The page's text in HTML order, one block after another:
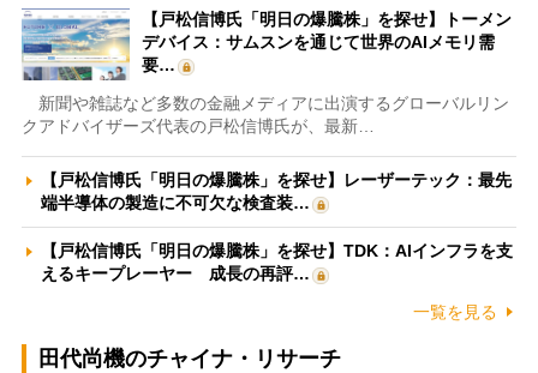
【戸松信博氏「明日の爆騰株」を探せ】トーメン
デバイス：サムスンを通じて世界のAIメモリ需
要…
新聞や雑誌など多数の金融メディアに出演するグローバルリン
クアドバイザーズ代表の戸松信博氏が、最新…
【戸松信博氏「明日の爆騰株」を探せ】レーザーテック：最先
端半導体の製造に不可欠な検査装…
【戸松信博氏「明日の爆騰株」を探せ】TDK：AIインフラを支
えるキープレーヤー 成長の再評…
一覧を見る
田代尚機のチャイナ・リサーチ